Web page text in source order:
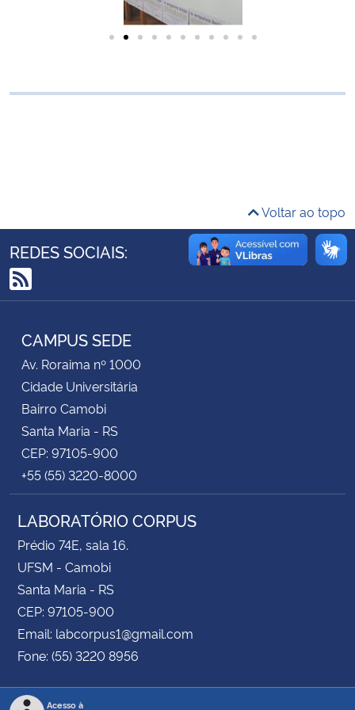
Ministério de Minas e Energia
Ministério do Desenvolvimento Regional
Ministério da Mulher, da Família e dos Direitos Humanos
Secretaria-Geral
Secretaria de Governo
Gabinete de Segurança Institucional
Advocacia-Geral da União
Voltar ao topo
REDES SOCIAIS:
RSS
CAMPUS SEDE
Av. Roraima nº 1000
Cidade Universitária
Bairro Camobi
Santa Maria - RS
CEP: 97105-900
+55 (55) 3220-8000
LABORATÓRIO CORPUS
Prédio 74E, sala 16.
UFSM - Camobi
Santa Maria - RS
CEP: 97105-900
Email: labcorpus1@gmail.com
Fone: (55) 3220 8956
Acesso à